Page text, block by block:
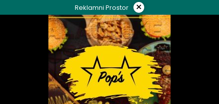
to
Reklamni Prostor ×